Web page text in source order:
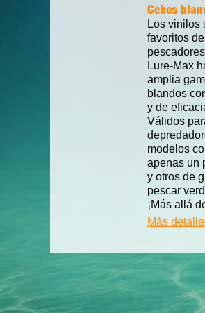
Cebos
Los vinilos
favoritos
Lure-Max
amplia
blandos
y de
Válidos
modelos
apenas un
y otros de
pescar
¡Más allá
efectivas
vinilos
¡Para aún
son
gran
Más